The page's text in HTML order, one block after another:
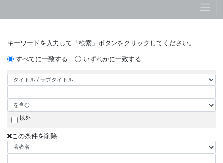
キーワードを入力して「検索」ボタンをクリックしてください。
すべてに一致する
いずれかに一致する
以外
この条件を削除